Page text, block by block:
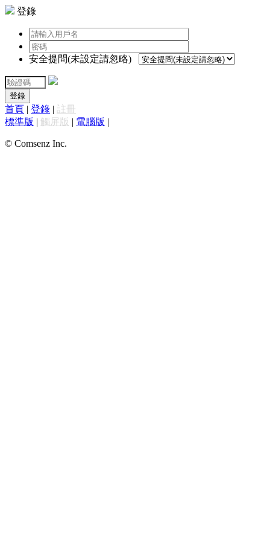
登錄
安全提問(未設定請忽略)
登錄
首頁 | 登錄 | 註冊
標準版 | 觸屏版 | 電腦版 |
© Comsenz Inc.